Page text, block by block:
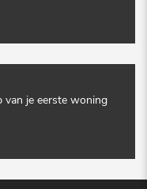
van je eerste woning